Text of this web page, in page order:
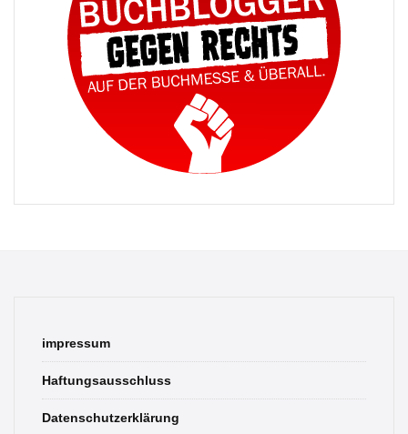
impressum
Haftungsausschluss
Datenschutzerklärung